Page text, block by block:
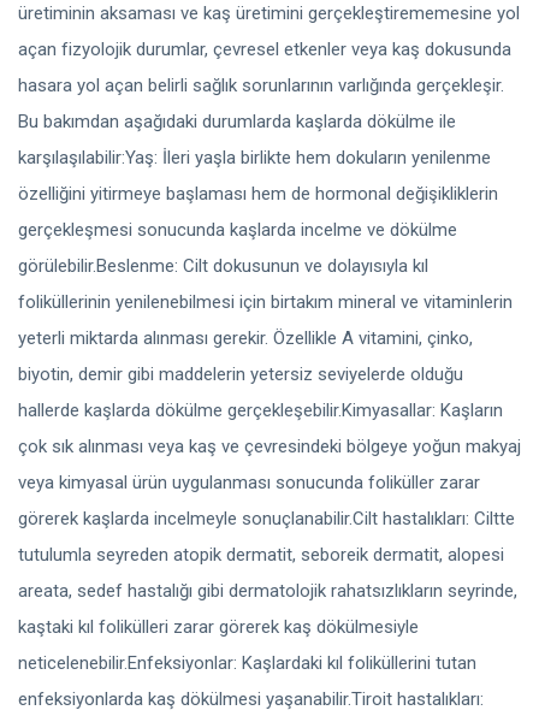
üretiminin aksaması ve kaş üretimini gerçekleştirememesine yol
açan fizyolojik durumlar, çevresel etkenler veya kaş dokusunda
hasara yol açan belirli sağlık sorunlarının varlığında gerçekleşir.
Bu bakımdan aşağıdaki durumlarda kaşlarda dökülme ile
karşılaşılabilir:Yaş: İleri yaşla birlikte hem dokuların yenilenme
özelliğini yitirmeye başlaması hem de hormonal değişikliklerin
gerçekleşmesi sonucunda kaşlarda incelme ve dökülme
görülebilir.Beslenme: Cilt dokusunun ve dolayısıyla kıl
foliküllerinin yenilenebilmesi için birtakım mineral ve vitaminlerin
yeterli miktarda alınması gerekir. Özellikle A vitamini, çinko,
biyotin, demir gibi maddelerin yetersiz seviyelerde olduğu
hallerde kaşlarda dökülme gerçekleşebilir.Kimyasallar: Kaşların
çok sık alınması veya kaş ve çevresindeki bölgeye yoğun makyaj
veya kimyasal ürün uygulanması sonucunda foliküller zarar
görerek kaşlarda incelmeyle sonuçlanabilir.Cilt hastalıkları: Ciltte
tutulumla seyreden atopik dermatit, seboreik dermatit, alopesi
areata, sedef hastalığı gibi dermatolojik rahatsızlıkların seyrinde,
kaştaki kıl folikülleri zarar görerek kaş dökülmesiyle
neticelenebilir.Enfeksiyonlar: Kaşlardaki kıl foliküllerini tutan
enfeksiyonlarda kaş dökülmesi yaşanabilir.Tiroit hastalıkları: